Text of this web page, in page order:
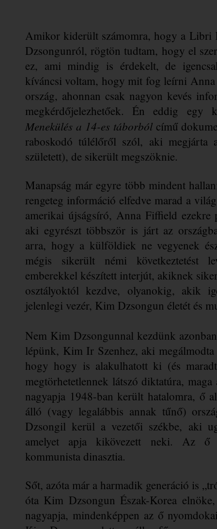
Amikor kiderült számomra, hogy a
Dzsongunról, rögtön tudtam, hogy el
ez, ami mindig is érdekelt, de
kíváncsi voltam, hogy mit fog leírni Anna
ország, ahonnan csak nagyon kevés
Menekülés a 14-es táborból című
raboskodó túlélőről szól, aki megjárta
született), de sikerült megszöknie.
Manapság már egyre több mindent
rengeteg információ elfedve marad a
amerikai újságsíró, Anna Fiffield ezekre
aki egyrészt többször is járt az
arra, hogy a külföldiek ne vegyenek
mégis sikerült némi következtetést
emberekkel készített interjút, akiknek
jelenlegi vezér, Kim Dzsongun életét és
Nem Kim Dzsongunnal kezdünk
lépünk, Kim Ir Szenhez, aki
hogy hogy is alakulhatott ki (és
megtörhetetlennek látszó diktatúra,
nagyapja 1948-ban került hatalomra, ő
álló (vagy legalábbis annak tűnő)
Dzsongil kerül a vezetői székbe, aki
amelyet apja kikövezett neki. Az ő
kommunista dinasztia.
Sőt, azóta már a harmadik generáció is
óta Kim Dzsongun Észak-Korea